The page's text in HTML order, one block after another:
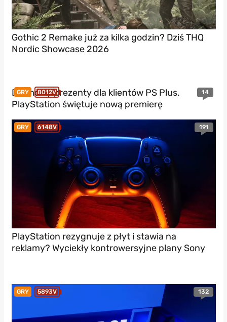
Gothic 2 Remake już za kilka godzin? Dziś THQ
Nordic Showcase 2026
GRY 8012V 14
Darmowy prezenty dla klientów PS Plus.
PlayStation świętuje nową premierę
GRY 6148V 191
PlayStation rezygnuje z płyt i stawia na
reklamy? Wyciekły kontrowersyjne plany Sony
GRY 5893V 132